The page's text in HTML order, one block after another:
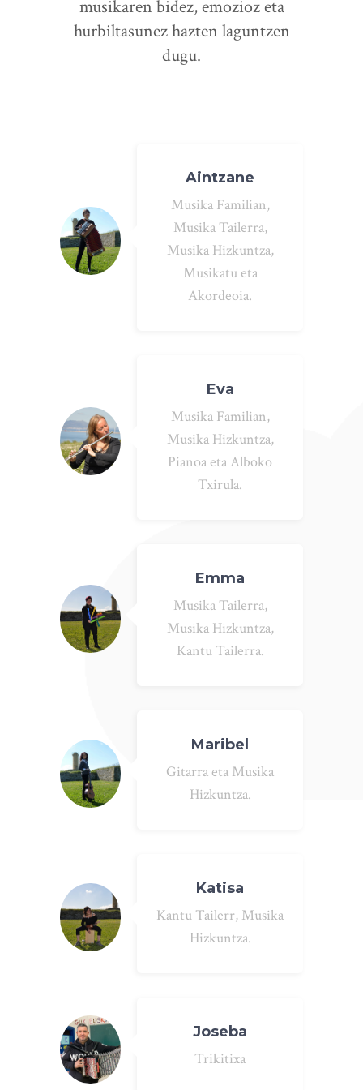
musikaren bidez, emozioz eta
hurbiltasunez hazten laguntzen
dugu.
Aintzane
Musika Familian,
Musika Tailerra,
Musika Hizkuntza,
Musikatu eta
Akordeoia.
Eva
Musika Familian,
Musika Hizkuntza,
Pianoa eta Alboko
Txirula.
Emma
Musika Tailerra,
Musika Hizkuntza,
Kantu Tailerra.
Maribel
Gitarra eta Musika
Hizkuntza.
Katisa
Kantu Tailerr, Musika
Hizkuntza.
Joseba
Trikitixa